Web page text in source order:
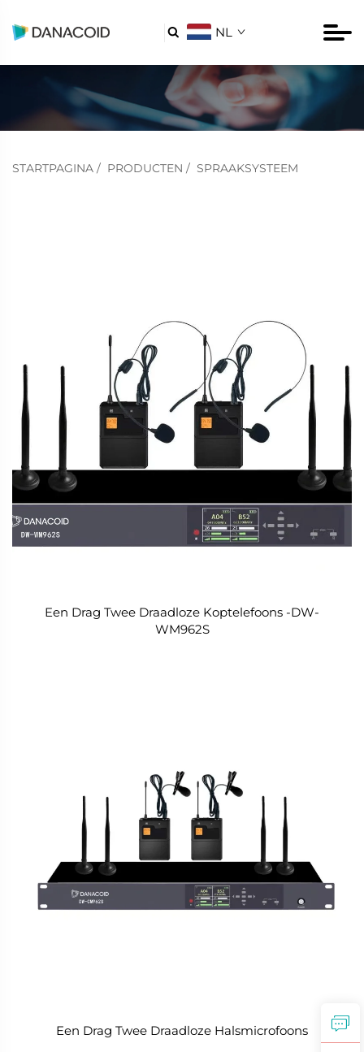
 NL
STARTPAGINA / PRODUCTEN / SPRAAKSYSTEEM
Een Drag Twee Draadloze Koptelefoons -DW-
WM962S
Een Drag Twee Draadloze Halsmicrofoons